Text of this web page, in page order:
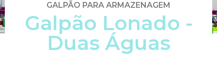
GALPÃO PARA ARMAZENAGEM
Galpão Lonado -
Duas Águas